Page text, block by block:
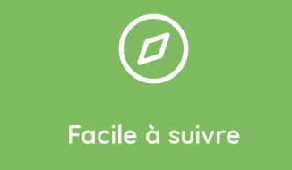
Facile à suivre